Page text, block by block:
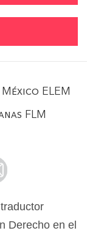
ELEM
FLM
Derecho en el